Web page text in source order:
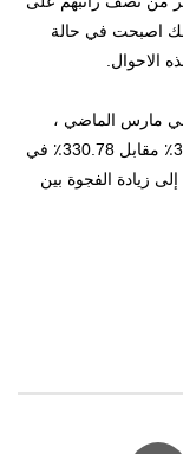
اصبحت في حالة
الاحوال.
مارس الماضي ،
سجل معدل التضخم السنوي ارتفاعا بنسبة 341.78٪ مقابل 330.78٪ في
وقد أدى ذلك إلى زيادة الفجوة بين